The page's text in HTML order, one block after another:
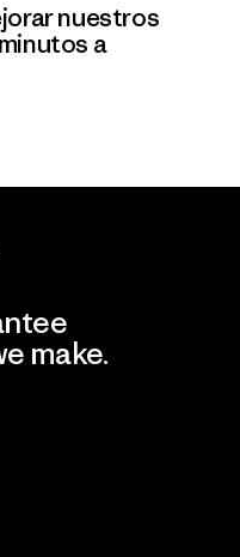
nuestros
a
make.